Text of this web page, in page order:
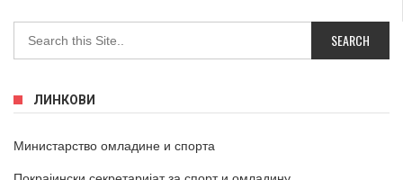
ЛИНКОВИ
Министарство омладине и спорта